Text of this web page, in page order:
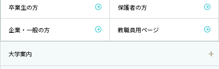
卒業生の方 保護者の方
企業・一般の方 教職員用ページ
大学案内